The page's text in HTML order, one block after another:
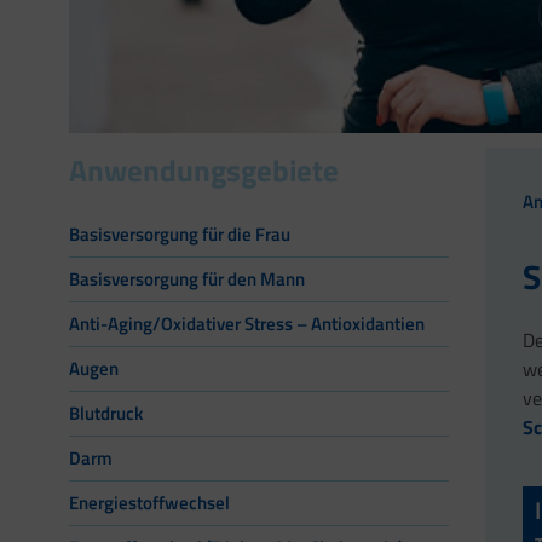
Anwendungsgebiete
Basisversorgung für die Frau
Basisversorgung für den Mann
Anti-Aging/Oxidativer Stress – Antioxidantien
Augen
Blutdruck
Darm
Energiestoffwechsel